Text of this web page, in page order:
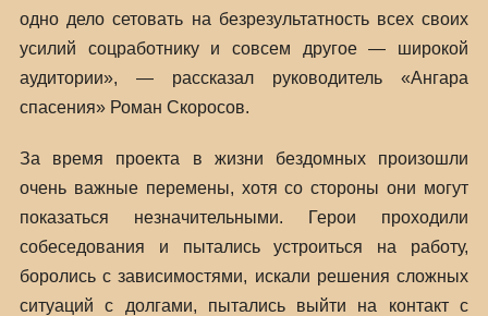
одно дело сетовать на безрезультатность всех своих
усилий соцработнику и совсем другое — широкой
аудитории», — рассказал руководитель «Ангара
спасения» Роман Скоросов.
За время проекта в жизни бездомных произошли
очень важные перемены, хотя со стороны они могут
показаться незначительными. Герои проходили
собеседования и пытались устроиться на работу,
боролись с зависимостями, искали решения сложных
ситуаций с долгами, пытались выйти на контакт с